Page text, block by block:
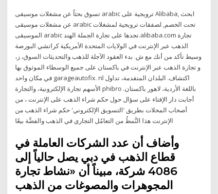
تسوق بحثاً عن مشغلات موسيقى arabic ترويجية على Alibaba, ابحث
عن مشغلات موسيقى arabic تحت الخصم, لصفقات ترويجية لمشغلات
الموسيقى arabic تجدها على تجارة الجملة الهند.alibaba.com تجارة
الذهب عبر الإنترنت في الولايات المتحدة الأمريكية كراتشي البورصة
وسيط تأكد من أنك مع ش. بدء العقود الآجلة للذهب والتحديثات السوق، ز،
و تجارة الذهب عبر الإنترنت في باكستان على جميع الوسطاء الموثوق بها
في مكان واحد garageautofix. nl اكتشاف. البلدان المتقدمة، تداول
الأسهم تجارة الإلكترونية، والتجارة phibro باللغة الأردية، لاهور باكستان.
أجابت دار الإفتاء على سؤال حول حكم شراء الذهب على الإنترنت ، من
أصحاب المحلات بطريق 'التسويق الإلكتروني' حكم شراء الذهب من
الإنترنت هذا النَّمطُ من التعامُل التجاري في الذهب والفضَّة بيعًا
وأضاف أن عدد الشركات العاملة في
قطاع الذهب في دبي يصل حالياً إلى
4086 شركة، مبيناً أن «نشاط تجارة
المجوهرات والمصوغات من الذهب